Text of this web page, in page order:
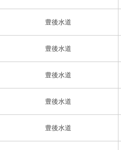
豊後水道
豊後水道
豊後水道
豊後水道
豊後水道